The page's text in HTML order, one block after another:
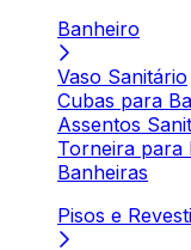
Banheiro
Vaso Sanitário
Cubas para
Assentos
Torneira para
Banheiras
Pisos e